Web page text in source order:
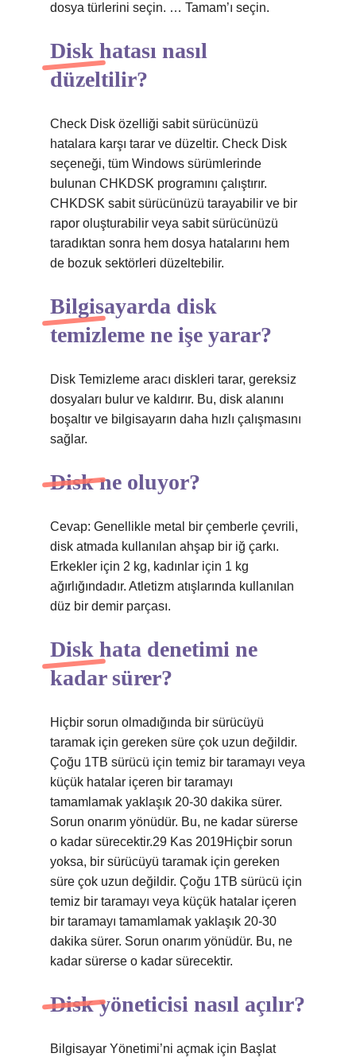
dosya türlerini seçin. … Tamam’ı seçin.
Disk hatası nasıl
düzeltilir?
Check Disk özelliği sabit sürücünüzü
hatalara karşı tarar ve düzeltir. Check Disk
seçeneği, tüm Windows sürümlerinde
bulunan CHKDSK programını çalıştırır.
CHKDSK sabit sürücünüzü tarayabilir ve bir
rapor oluşturabilir veya sabit sürücünüzü
taradıktan sonra hem dosya hatalarını hem
de bozuk sektörleri düzeltebilir.
Bilgisayarda disk
temizleme ne işe yarar?
Disk Temizleme aracı diskleri tarar, gereksiz
dosyaları bulur ve kaldırır. Bu, disk alanını
boşaltır ve bilgisayarın daha hızlı çalışmasını
sağlar.
Disk ne oluyor?
Cevap: Genellikle metal bir çemberle çevrili,
disk atmada kullanılan ahşap bir iğ çarkı.
Erkekler için 2 kg, kadınlar için 1 kg
ağırlığındadır. Atletizm atışlarında kullanılan
düz bir demir parçası.
Disk hata denetimi ne
kadar sürer?
Hiçbir sorun olmadığında bir sürücüyü
taramak için gereken süre çok uzun değildir.
Çoğu 1TB sürücü için temiz bir taramayı veya
küçük hatalar içeren bir taramayı
tamamlamak yaklaşık 20-30 dakika sürer.
Sorun onarım yönüdür. Bu, ne kadar sürerse
o kadar sürecektir.29 Kas 2019Hiçbir sorun
yoksa, bir sürücüyü taramak için gereken
süre çok uzun değildir. Çoğu 1TB sürücü için
temiz bir taramayı veya küçük hatalar içeren
bir taramayı tamamlamak yaklaşık 20-30
dakika sürer. Sorun onarım yönüdür. Bu, ne
kadar sürerse o kadar sürecektir.
Disk yöneticisi nasıl açılır?
Bilgisayar Yönetimi’ni açmak için Başlat